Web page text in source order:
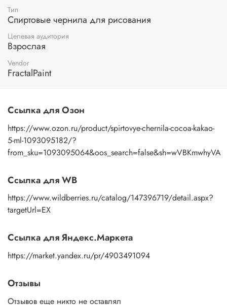
Тип
Спиртовые чернила для рисования
Целевая аудитория
Взрослая
Vendor
FractalPaint
Ссылка для Озон
https://www.ozon.ru/product/spirtovye-chernila-cocoa-kakao-
5-ml-1093095182/?
from_sku=1093095064&oos_search=false&sh=wVBKmwhyVA
Ссылка для WB
https://www.wildberries.ru/catalog/147396719/detail.aspx?
targetUrl=EX
Ссылка для Яндекс.Маркета
https://market.yandex.ru/pr/4903491094
Отзывы
Отзывов еще никто не оставлял